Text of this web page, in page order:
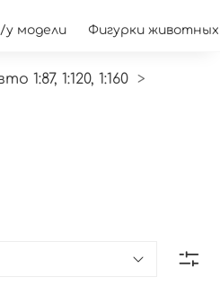
у модели Фигурки животных
1:87, 1:120, 1:160